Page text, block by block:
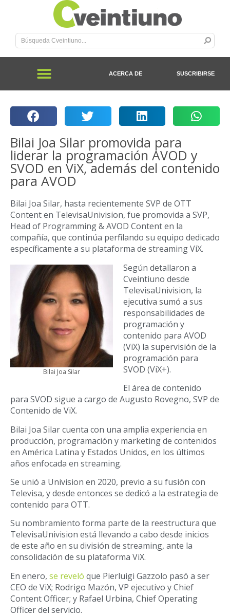
ACERCA DE SUSCRIBIRSE
Bilai Joa Silar promovida para
liderar la programación AVOD y
SVOD en ViX, además del contenido
para AVOD
Bilai Joa Silar, hasta recientemente SVP de OTT
Content en TelevisaUnivision, fue promovida a SVP,
Head of Programming & AVOD Content en la
compañía, que continúa perfilando su equipo dedicado
específicamente a su plataforma de streaming ViX.
Bilai Joa Silar
Según detallaron a
Cveintiuno desde
TelevisaUnivision, la
ejecutiva sumó a sus
responsabilidades de
programación y
contenido para AVOD
(ViX) la supervisión de la
programación para
SVOD (ViX+).
El área de contenido
para SVOD sigue a cargo de Augusto Rovegno, SVP de
Contenido de ViX.
Bilai Joa Silar cuenta con una amplia experiencia en
producción, programación y marketing de contenidos
en América Latina y Estados Unidos, en los últimos
años enfocada en streaming.
Se unió a Univision en 2020, previo a su fusión con
Televisa, y desde entonces se dedicó a la estrategia de
contenido para OTT.
Su nombramiento forma parte de la reestructura que
TelevisaUnivision está llevando a cabo desde inicios
de este año en su división de streaming, ante la
consolidación de su plataforma ViX.
En enero, se reveló que Pierluigi Gazzolo pasó a ser
CEO de ViX; Rodrigo Mazón, VP ejecutivo y Chief
Content Officer; y Rafael Urbina, Chief Operating
Officer del servicio.